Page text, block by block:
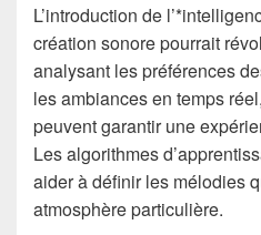
L’introduction de
création sonore pourrait
analysant les préférences
les ambiances en temps
peuvent garantir une
Les algorithmes
aider à définir les mélodies
atmosphère particulière.